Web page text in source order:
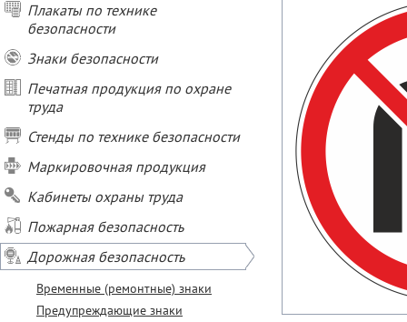
Плакаты по технике
безопасности
Знаки безопасности
Печатная продукция по охране
труда
Стенды по технике безопасности
Маркировочная продукция
Кабинеты охраны труда
Пожарная безопасность
Дорожная безопасность
Временные (ремонтные) знаки
Предупреждающие знаки